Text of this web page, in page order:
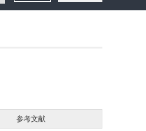
参考文献